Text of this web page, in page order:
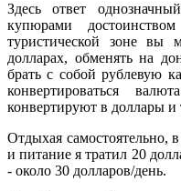
Здесь ответ
купюрами
туристической зоне вы
долларах, обменять на
брать с собой рублевую
конвертироваться
конвертируют в доллары и
Отдыхая самостоятельно,
и питание я тратил 20
- около 30 долларов/день.